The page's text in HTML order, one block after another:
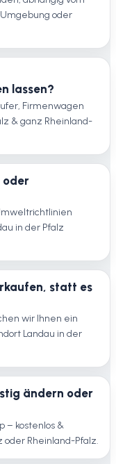
oder
lassen?
Firmenwagen
& ganz Rheinland-
oder
in der Pfalz
statt es
wir Ihnen ein
Landau in der
ändern oder
– kostenlos &
oder Rheinland-Pfalz.